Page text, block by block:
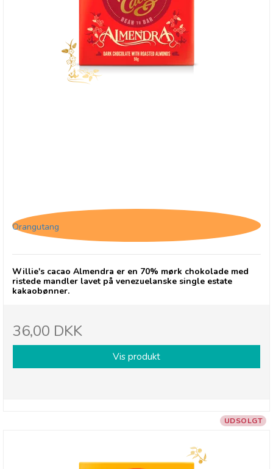
Orangutang
Willie's cacao Almendra er en 70% mørk chokolade med
ristede mandler lavet på venezuelanske single estate
kakaobønner.
36,00 DKK
Vis produkt
UDSOLGT